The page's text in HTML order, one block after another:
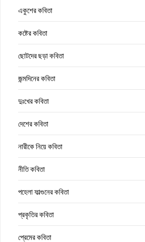
একুশের কবিতা
কষ্টের কবিতা
ছোটদের ছড়া কবিতা
জন্মদিনের কবিতা
দুঃখের কবিতা
দেশের কবিতা
নারীকে নিয়ে কবিতা
নীতি কবিতা
পহেলা ফাল্গুনের কবিতা
প্রকৃতির কবিতা
প্রেমের কবিতা